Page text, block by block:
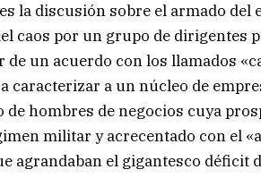
la discusión sobre el armado del
caos por un grupo de dirigentes
un acuerdo con los llamados
caracterizar a un núcleo de
hombres de negocios cuya
militar y acrecentado con el
agrandaban el gigantesco déficit